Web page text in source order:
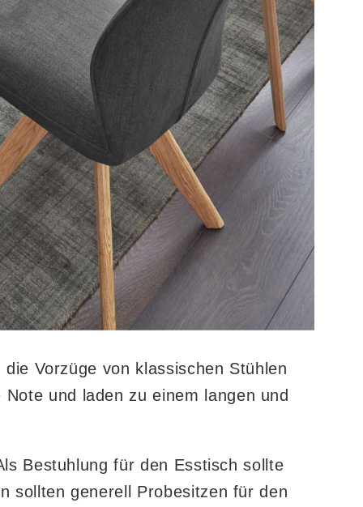
Vorzüge von klassischen Stühlen
und laden zu einem langen und
Bestuhlung für den Esstisch sollte
sollten generell Probesitzen für den